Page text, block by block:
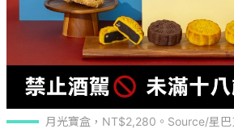
月光寶盒，NT$2,280。Source/星巴